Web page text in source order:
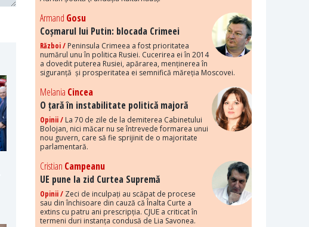
Armand Gosu
Coșmarul lui Putin: blocada Crimeei
Război / Peninsula Crimeea a fost prioritatea
numărul unu în politica Rusiei. Cucerirea ei în 2014
a dovedit puterea Rusiei, apărarea, menținerea în
siguranță și prosperitatea ei semnifică măreția Moscovei.
Melania Cincea
O țară în instabilitate politică majoră
Opinii / La 70 de zile de la demiterea Cabinetului
Bolojan, nici măcar nu se întrevede formarea unui
nou guvern, care să fie sprijinit de o majoritate
parlamentară.
Cristian Campeanu
UE pune la zid Curtea Supremă
Opinii / Zeci de inculpați au scăpat de procese
sau din închisoare din cauză că Înalta Curte a
extins cu patru ani prescripția. CJUE a criticat în
termeni duri instanța condusă de Lia Savonea.